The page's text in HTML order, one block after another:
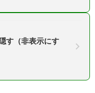
す（非表示にす